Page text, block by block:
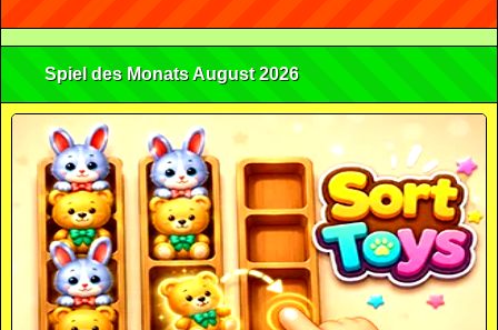
Spiel des Monats August 2026